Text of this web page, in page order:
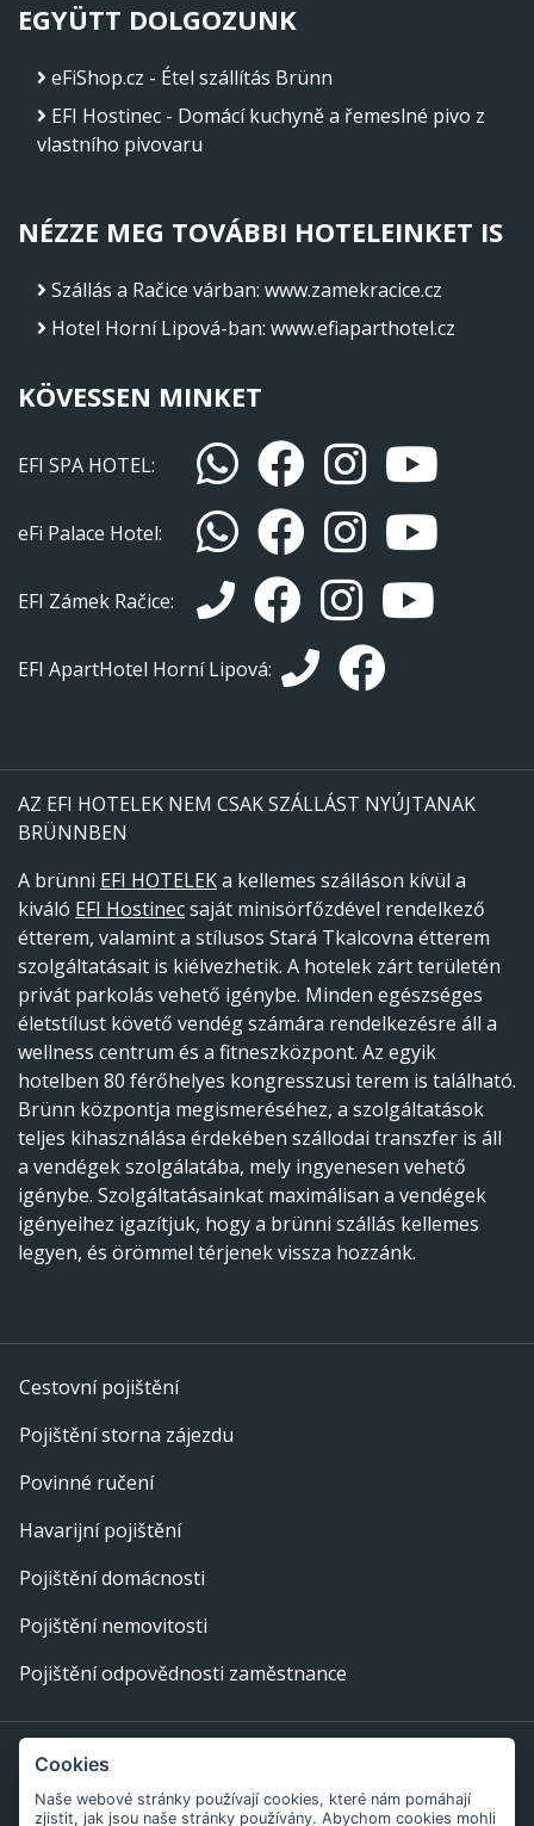
EGYÜTT DOLGOZUNK
eFiShop.cz - Étel szállítás Brünn
EFI Hostinec - Domácí kuchyně a řemeslné pivo z
vlastního pivovaru
NÉZZE MEG TOVÁBBI HOTELEINKET IS
Szállás a Račice várban: www.zamekracice.cz
Hotel Horní Lipová-ban: www.efiaparthotel.cz
KÖVESSEN MINKET
EFI SPA HOTEL:
eFi Palace Hotel:
EFI Zámek Račice:
EFI ApartHotel Horní Lipová:
AZ EFI HOTELEK NEM CSAK SZÁLLÁST NYÚJTANAK
BRÜNNBEN
A brünni EFI HOTELEKa kellemes szálláson kívül a
kiváló EFI Hostinecsaját minisörfőzdével rendelkező
étterem, valamint a stílusos Stará Tkalcovna étterem
szolgáltatásait is kiélvezhetik. A hotelek zárt területén
privát parkolás vehető igénybe. Minden egészséges
életstílust követő vendég számára rendelkezésre áll a
wellness centrum és a fitneszközpont. Az egyik
hotelben 80 férőhelyes kongresszusi terem is található.
Brünn központja megismeréséhez, a szolgáltatások
teljes kihasználása érdekében szállodai transzfer is áll
a vendégek szolgálatába, mely ingyenesen vehető
igénybe. Szolgáltatásainkat maximálisan a vendégek
igényeihez igazítjuk, hogy a brünni szállás kellemes
legyen, és örömmel térjenek vissza hozzánk.
Cestovní pojištění
Pojištění storna zájezdu
Povinné ručení
Havarijní pojištění
Pojištění domácnosti
Pojištění nemovitosti
Pojištění odpovědnosti zaměstnance
Provozovatel webu: eFi Palace, s.r.o., IČ: 29378702,
Cookies
Naše webové stránky používají cookies, které nám pomáhají
zjistit, jak jsou naše stránky používány. Abychom cookies mohli